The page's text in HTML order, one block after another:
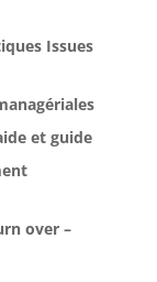
Issues
et guide
over –